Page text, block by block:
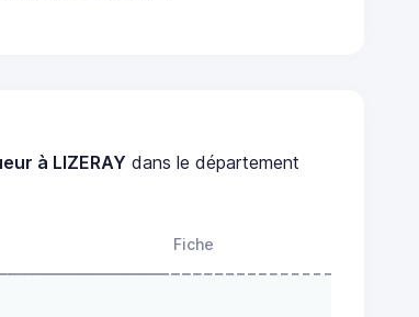
à LIZERAY dans le département
Fiche